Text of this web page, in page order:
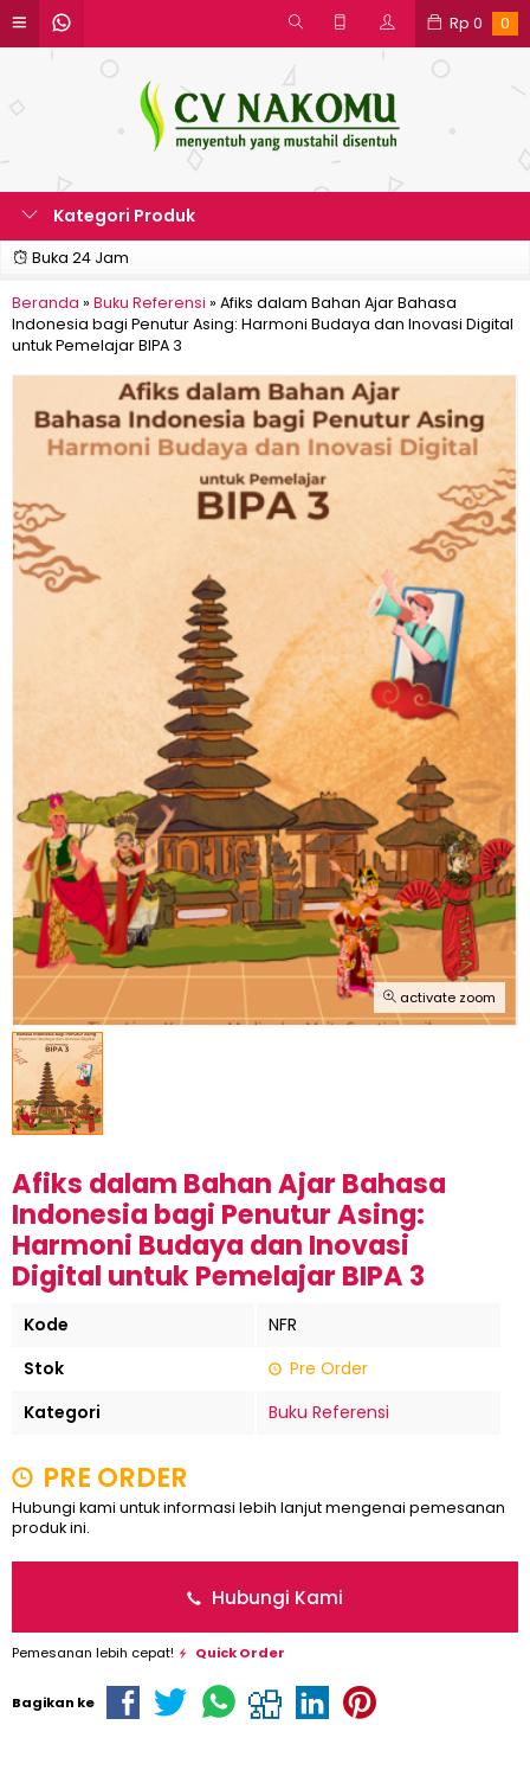
Rp 0 0
Kategori Produk
Buka 24 Jam
Beranda » Buku Referensi » Afiks dalam Bahan Ajar Bahasa
Indonesia bagi Penutur Asing: Harmoni Budaya dan Inovasi Digital
untuk Pemelajar BIPA 3
activate zoom
Afiks dalam Bahan Ajar Bahasa
Indonesia bagi Penutur Asing:
Harmoni Budaya dan Inovasi
Digital untuk Pemelajar BIPA 3
Kode
NFR
Stok
Pre Order
Kategori
Buku Referensi
PRE ORDER
Hubungi kami untuk informasi lebih lanjut mengenai pemesanan
produk ini.
Hubungi Kami
Pemesanan lebih cepat! Quick Order
Bagikan ke